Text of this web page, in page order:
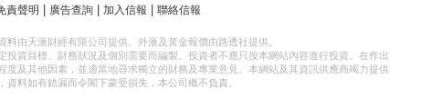
責聲明 廣告查詢 加入信報 聯絡信報
由天滙財經有限公司提供。外滙及黃金報價由路透社提供。
資目標、財務狀況及個別需要而編製。投資者不應只按本網站內容進行投資。在作出
及其他因素，並適當地尋求獨立的財務及專業意見。本網站及其資訊供應商竭力提供
料如有錯漏而令閣下蒙受損失，本公司概不負責。